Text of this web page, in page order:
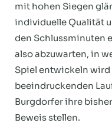
mit hohen Siegen
individuelle Qualität
den Schlussminuten
also abzuwarten, in
Spiel entwickeln wird
beeindruckenden
Burgdorfer ihre
Beweis stellen.